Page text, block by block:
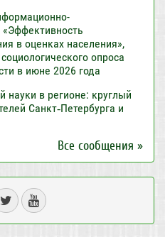
в оценках населения»,
опроса
в июне 2026 года
науки в регионе: круглый
Санкт‑Петербурга и
Все сообщения »